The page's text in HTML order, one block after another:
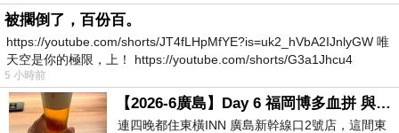
承襲外曾祖父的獨門手藝，自上海遠嫁千里的台灣媳婦，
從醬鴨開始，開發了眾多道地家鄉美食。現在也有提供網
路宅配喔→徐記醬鴨官網
被擱倒了，百份百。
https://youtube.com/shorts/JT4fLHpMfYE?is=uk2_hVbA2IJnlyGW 唯
天空是你的極限，上！ https://youtube.com/shorts/G3a1Jhcu4
5 小時前
【2026-6廣島】Day 6 福岡博多血拼 與機場接送少年司機深夜對談
連四晚都住東橫INN 廣島新幹線口2號店，這間東